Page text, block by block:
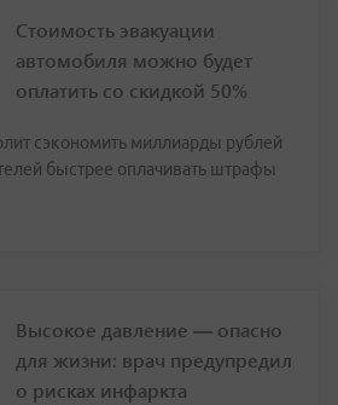
Стоимость эвакуации
автомобиля можно будет
оплатить со скидкой 50%
сэкономить миллиарды рублей
быстрее оплачивать штрафы
Высокое давление — опасно
для жизни: врач предупредил
о рисках инфаркта